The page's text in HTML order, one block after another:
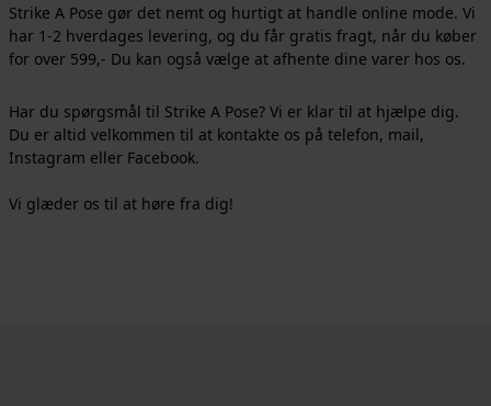
Strike A Pose gør det nemt og hurtigt at handle online mode. Vi
har 1-2 hverdages levering, og du får gratis fragt, når du køber
for over 599,- Du kan også vælge at afhente dine varer hos os.
Har du spørgsmål til Strike A Pose? Vi er klar til at hjælpe dig.
Du er altid velkommen til at kontakte os på telefon, mail,
Instagram eller Facebook.
Vi glæder os til at høre fra dig!